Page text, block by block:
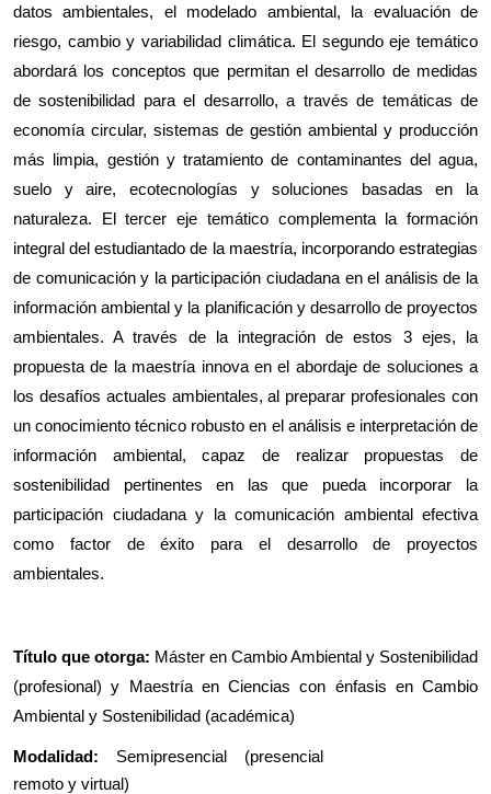
datos ambientales, el modelado ambiental, la evaluación de
riesgo, cambio y variabilidad climática. El segundo eje temático
abordará los conceptos que permitan el desarrollo de medidas
de sostenibilidad para el desarrollo, a través de temáticas de
economía circular, sistemas de gestión ambiental y producción
más limpia, gestión y tratamiento de contaminantes del agua,
suelo y aire, ecotecnologías y soluciones basadas en la
naturaleza. El tercer eje temático complementa la formación
integral del estudiantado de la maestría, incorporando estrategias
de comunicación y la participación ciudadana en el análisis de la
información ambiental y la planificación y desarrollo de proyectos
ambientales. A través de la integración de estos 3 ejes, la
propuesta de la maestría innova en el abordaje de soluciones a
los desafíos actuales ambientales, al preparar profesionales con
un conocimiento técnico robusto en el análisis e interpretación de
información ambiental, capaz de realizar propuestas de
sostenibilidad pertinentes en las que pueda incorporar la
participación ciudadana y la comunicación ambiental efectiva
como factor de éxito para el desarrollo de proyectos
ambientales.
Título que otorga: Máster en Cambio Ambiental y Sostenibilidad
(profesional) y Maestría en Ciencias con énfasis en Cambio
Ambiental y Sostenibilidad (académica)
Modalidad: Semipresencial (presencial
remoto y virtual)